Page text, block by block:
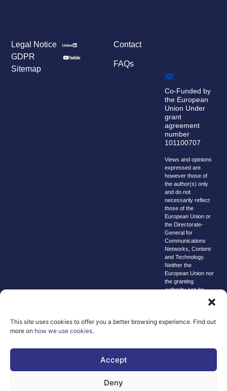
This site uses cookies to offer you a better browsing experience. Find out
more on how we use cookies.
Accept
Deny
Contact
FAQs
Legal Notice
GDPR
Sitemap
Co-Funded by
the European
Union Under
grant
agreement
number
101100707
Views and opinions
expressed are
however those of
the author(s) only
and do not
necessarily reflect
those of the
European Union or
the Directorate-
General for
Communications
Networks, Content
and Technology.
Neither the
European Union nor
the granting
authority can be
held responsible for